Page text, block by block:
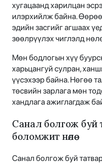
хугацаанд харилцан
илэрхийлж байна.
эдийн засгийг агшаах
зөөлрүүлэх чиглэлд
Мөн бодлогын хүү
харьцангуй сулран,
үүсэхээр байна. Нөгөө
төсвийн зарлага мөн
хандлага ажиглагдаж
Санал болгож
боломжит нөлөө
Санал болгож буй